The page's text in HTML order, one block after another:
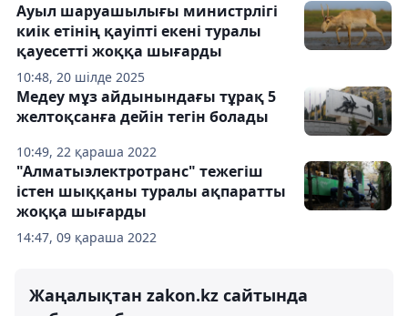
10:48, 20 шілде 2025
Ауыл шаруашылығы министрлігі
киік етінің қауіпті екені туралы
қауесетті жоққа шығарды
10:49, 22 қараша 2022
Медеу мұз айдынындағы тұрақ 5
желтоқсанға дейін тегін болады
14:47, 09 қараша 2022
"Алматыэлектротранс" тежегіш
істен шыққаны туралы ақпаратты
жоққа шығарды
Жаңалықтан zakon.kz сайтында